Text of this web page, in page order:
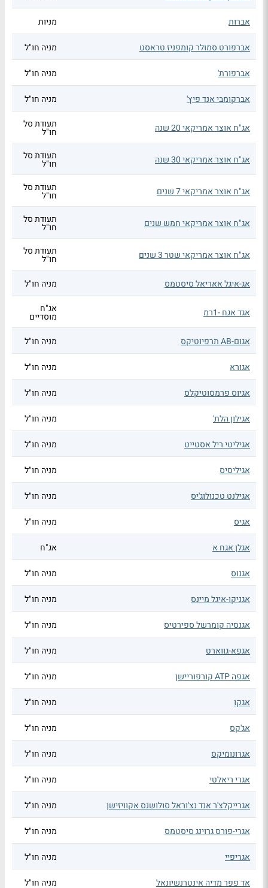
אברות מניות
אברפורט סמולר קומפניז טראסט מניה חו"ל
אברפורת' מניה חו"ל
אברקומבי אנד פיץ' מניה חו"ל
אג"ח אוצר אמריקאי 20 שנה תעודת סל
חו"ל
אג"ח אוצר אמריקאי 30 שנה תעודת סל
חו"ל
אג"ח אוצר אמריקאי 7 שנים תעודת סל
חו"ל
אג"ח אוצר אמריקאי חמש שנים תעודת סל
חו"ל
אג"ח אוצר אמריקאי שטר 3 שנים תעודת סל
חו"ל
אג-איגל אאריאל סיסטמס
מניה חו"ל
אגד אגח -1רמ אג"ח
מוסדיים
אגום-AB תרפיוטיקס
מניה חו"ל
אגורא מניה חו"ל
אגיוס פרמסוטיקלס מניה חו"ל
אגילון הלת' מניה חו"ל
אגיליטי ריל אסטייט מניה חו"ל
אגיליסיס מניה חו"ל
אגילנט טכנולוג'יס מניה חו"ל
אגיס מניה חו"ל
אגלן אגח א אג"ח
אגנוס מניה חו"ל
אגניקו-איגל מיינס מניה חו"ל
אגנסיה קומרשל ספירטיס מניה חו"ל
אגפא-גווארט מניה חו"ל
אגפה ATP קורפוריישן מניה חו"ל
אגקו מניה חו"ל
אג'קס מניה חו"ל
אגרונומיקס מניה חו"ל
אגרי ריאלטי מניה חו"ל
אגרייקלצ'ר אנד נצ'וראל סולושנס אקוויזישן מניה חו"ל
אגרי-פורס גרוינג סיסטמס מניה חו"ל
אגריפיי מניה חו"ל
אד פפר מדיה אינטרנשיונאל מניה חו"ל